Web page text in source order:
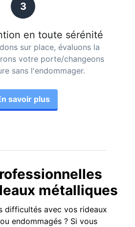
3
en toute sérénité
sur place, évaluons la
votre porte/changeons
sans l'endommager.
savoir plus
métalliques
difficultés avec vos rideaux
endommagés ? Si vous